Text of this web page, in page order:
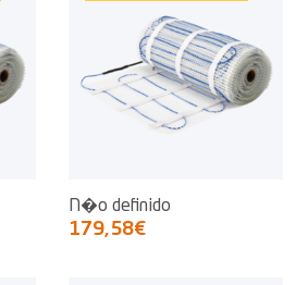
N�o definido
179,58€